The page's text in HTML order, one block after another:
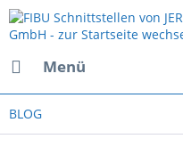
Menü
BLOG